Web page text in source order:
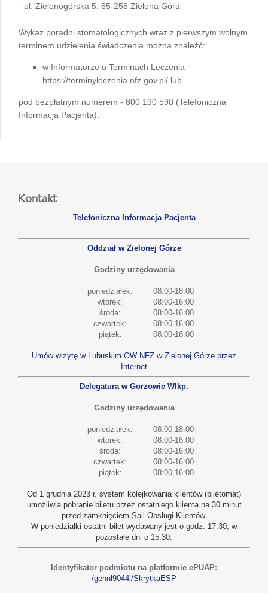
- ul. Zielonogórska 5, 65-256 Zielona Góra
Wykaz poradni stomatologicznych wraz z pierwszym wolnym
terminem udzielenia świadczenia można znaleźć:
w Informatorze o Terminach Leczenia
https://terminyleczenia.nfz.gov.pl/ lub
pod bezpłatnym numerem - 800 190 590 (Telefoniczna
Informacja Pacjenta).
Kontakt
Telefoniczna Informacja Pacjenta
Oddział w Zielonej Górze
Godziny urzędowania
poniedziałek:
08:00-18:00
wtorek:
08:00-16:00
środa:
08:00-16:00
czwartek:
08:00-16:00
piątek:
08:00-16:00
Umów wizytę w Lubuskim OW NFZ w Zielonej Górze przez
Internet
Delegatura w Gorzowie Wlkp.
Godziny urzędowania
poniedziałek:
08:00-18:00
wtorek:
08:00-16:00
środa:
08:00-16:00
czwartek:
08:00-16:00
piątek:
08:00-16:00
Od 1 grudnia 2023 r. system kolejkowania klientów (biletomat)
umożliwia pobranie biletu przez ostatniego klienta na 30 minut
przed zamknięciem Sali Obsługi Klientów.
W poniedziałki ostatni bilet wydawany jest o godz. 17.30, w
pozostałe dni o 15.30.
Identyfikator podmiotu na platformie ePUAP:
/gennl9044i/SkrytkaESP